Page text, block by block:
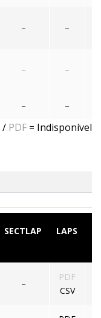
– –
– –
– –
/ PDF = Indisponível
SECTLAP LAPS
–
PDF
CSV